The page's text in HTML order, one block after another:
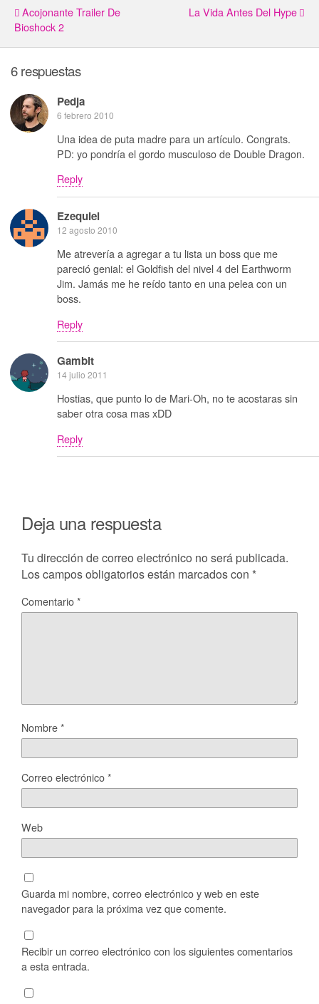
Acojonante Trailer De
Bioshock 2
La Vida Antes Del Hype
6 respuestas
Pedja
6 febrero 2010
Una idea de puta madre para un artículo. Congrats.
PD: yo pondría el gordo musculoso de Double Dragon.
Reply
Ezequiel
12 agosto 2010
Me atrevería a agregar a tu lista un boss que me
pareció genial: el Goldfish del nivel 4 del Earthworm
Jim. Jamás me he reído tanto en una pelea con un
boss.
Reply
Gambit
14 julio 2011
Hostias, que punto lo de Mari-Oh, no te acostaras sin
saber otra cosa mas xDD
Reply
Deja una respuesta
Tu dirección de correo electrónico no será publicada.
Los campos obligatorios están marcados con *
Comentario*
Nombre*
Correo electrónico*
Web
Guarda mi nombre, correo electrónico y web en este
navegador para la próxima vez que comente.
Recibir un correo electrónico con los siguientes comentarios
a esta entrada.